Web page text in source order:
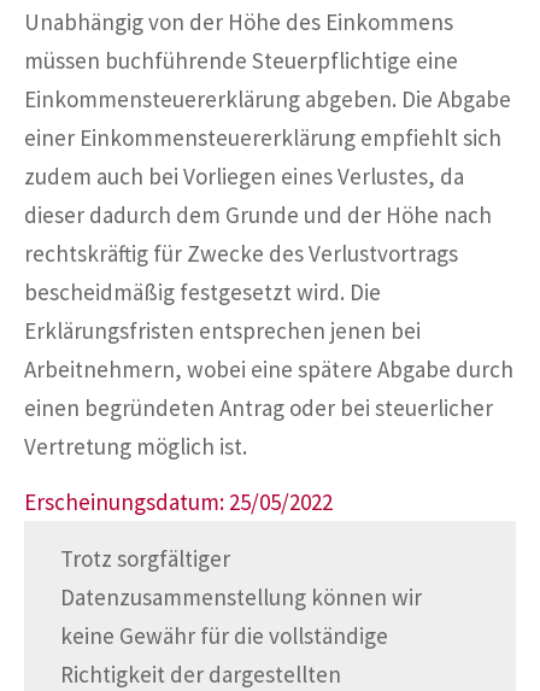
Unabhängig von der Höhe des Einkommens
müssen buchführende Steuerpflichtige eine
Einkommensteuererklärung abgeben. Die Abgabe
einer Einkommensteuererklärung empfiehlt sich
zudem auch bei Vorliegen eines Verlustes, da
dieser dadurch dem Grunde und der Höhe nach
rechtskräftig für Zwecke des Verlustvortrags
bescheidmäßig festgesetzt wird. Die
Erklärungsfristen entsprechen jenen bei
Arbeitnehmern, wobei eine spätere Abgabe durch
einen begründeten Antrag oder bei steuerlicher
Vertretung möglich ist.
Erscheinungsdatum: 25/05/2022
Trotz sorgfältiger
Datenzusammenstellung können wir
keine Gewähr für die vollständige
Richtigkeit der dargestellten